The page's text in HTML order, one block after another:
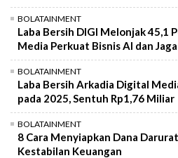
BOLATAINMENT
Laba Bersih DIGI Melonjak 45,1
Media Perkuat Bisnis AI dan
BOLATAINMENT
Laba Bersih Arkadia Digital
pada 2025, Sentuh Rp1,76 Miliar
BOLATAINMENT
8 Cara Menyiapkan Dana
Kestabilan Keuangan